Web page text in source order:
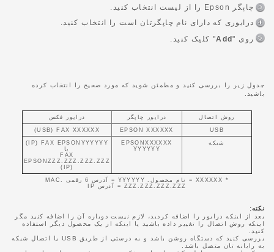
چاپگر Epson را از لیست انتخاب کنید.
درایوری که دارای نام چاپگرتان است را انتخاب کنید.
روی "Add" کلیک کنید.
جدول زیر را بررسی کنید و مطمئن شوید که مورد صحیح را انتخاب کرده
باشید.
روش اتصال درایور چاپگر درایور فکس
USB
EPSON XXXXXX
FAX XXXXXX ‏(USB)
شبکه
EPSONXXXXXX
YYYYYY‎
FAX EPSONYYYYYY ‏(IP)
یا
FAX
EPSONZZZ.ZZZ.ZZZ.ZZZ
‏(IP)
* XXXXXX = نام محصول. YYYYYY = آدرس 6 رقمی MAC.
ZZZ.ZZZ.ZZZ.ZZZ = آدرس IP
نکته:
بعد از اینکه درایور را اضافه کردید، لازم نیست دوباره آن را اضافه کنید مگر
اینکه روش اتصال را تغییر داده باشید یا اینکه از یک محصول دیگر استفاده
کنید.
بررسی کنید که دستگاه روشن باشد و به درستی از طریق USB یا اتصال شبکه
به رایانه تان متصل باشد.